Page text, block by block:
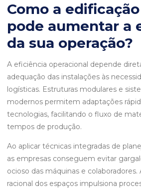
Como a
pode aumentar a
da sua operação?
A eficiência operacional depende
adequação das instalações às
logísticas. Estruturas modulares e
modernos permitem adaptações
tecnologias, facilitando o fluxo de
tempos de produção.
Ao aplicar técnicas integradas de
as empresas conseguem evitar
ocioso das máquinas e colaboradores.
racional dos espaços impulsiona